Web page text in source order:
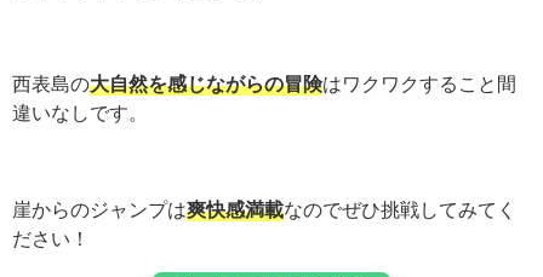
西表島の大自然を感じながらの冒険はワクワクすること間
違いなしです。
崖からのジャンプは爽快感満載なのでぜひ挑戦してみてく
ださい！